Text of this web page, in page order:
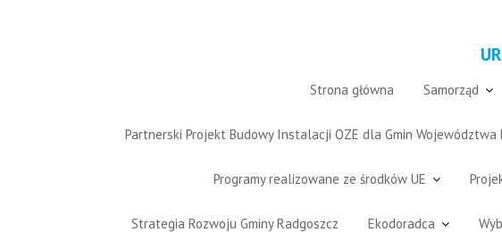
Strona główna Samorząd
Partnerski Projekt Budowy Instalacji OZE dla Gmin Województwa
Programy realizowane ze środków UE
Strategia Rozwoju Gminy Radgoszcz Ekodoradca